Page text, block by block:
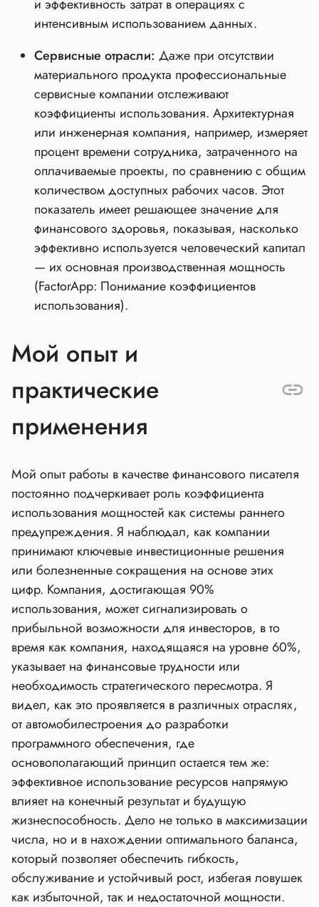
и эффективность затрат в операциях с
интенсивным использованием данных.
Сервисные отрасли: Даже при отсутствии
материального продукта профессиональные
сервисные компании отслеживают
коэффициенты использования. Архитектурная
или инженерная компания, например, измеряет
процент времени сотрудника, затраченного на
оплачиваемые проекты, по сравнению с общим
количеством доступных рабочих часов. Этот
показатель имеет решающее значение для
финансового здоровья, показывая, насколько
эффективно используется человеческий капитал
— их основная производственная мощность
(FactorApp: Понимание коэффициентов
использования).
Мой опыт и
практические
применения
Мой опыт работы в качестве финансового писателя
постоянно подчеркивает роль коэффициента
использования мощностей как системы раннего
предупреждения. Я наблюдал, как компании
принимают ключевые инвестиционные решения
или болезненные сокращения на основе этих
цифр. Компания, достигающая 90%
использования, может сигнализировать о
прибыльной возможности для инвесторов, в то
время как компания, находящаяся на уровне 60%,
указывает на финансовые трудности или
необходимость стратегического пересмотра. Я
видел, как это проявляется в различных отраслях,
от автомобилестроения до разработки
программного обеспечения, где
основополагающий принцип остается тем же:
эффективное использование ресурсов напрямую
влияет на конечный результат и будущую
жизнеспособность. Дело не только в максимизации
числа, но и в нахождении оптимального баланса,
который позволяет обеспечить гибкость,
обслуживание и устойчивый рост, избегая ловушек
как избыточной, так и недостаточной мощности.